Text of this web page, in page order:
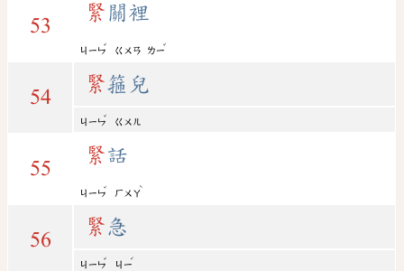
53
緊 關裡
ㄐㄧㄣ
ˇ
ㄍㄨㄢ ㄌㄧ
ˇ
54
緊箍兒
ㄐㄧㄣ
ˇ
ㄍㄨㄦ
55
緊話
ㄐㄧㄣ
ˇ
ㄏㄨㄚ
ˋ
56
緊 急
ㄐㄧㄣ
ˇ
ㄐㄧ
ˊ